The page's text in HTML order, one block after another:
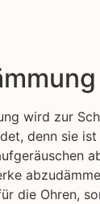
wird zur
denn sie
die Ohren,